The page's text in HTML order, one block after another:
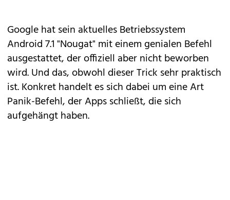
Google hat sein aktuelles Betriebssystem
Android 7.1 "Nougat" mit einem genialen Befehl
ausgestattet, der offiziell aber nicht beworben
wird. Und das, obwohl dieser Trick sehr praktisch
ist. Konkret handelt es sich dabei um eine Art
Panik-Befehl, der Apps schließt, die sich
aufgehängt haben.